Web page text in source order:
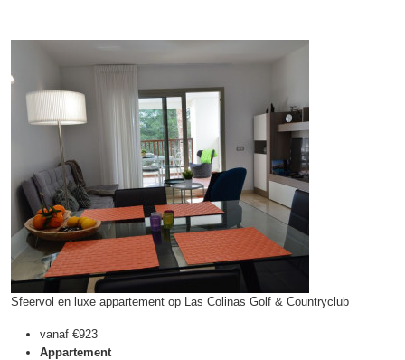
Sfeervol en luxe appartement op Las Colinas Golf & Countryclub
vanaf €923
Appartement